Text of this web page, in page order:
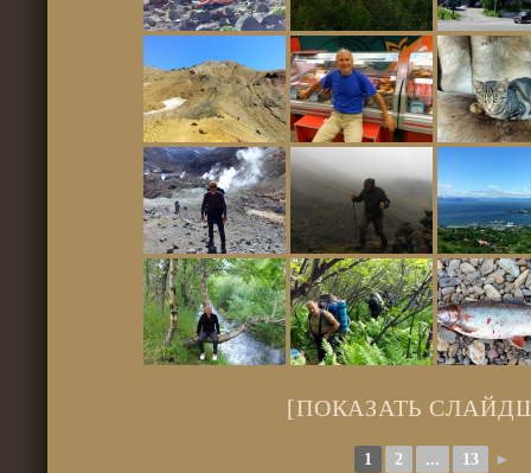
[ПОКАЗАТЬ
1 2 ... 13 ►